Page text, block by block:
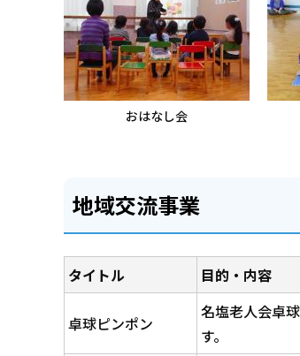
おはなし会
地域交流事業
タイトル 目的・内容
卓球ピンポン
名塩老人会卓
す。